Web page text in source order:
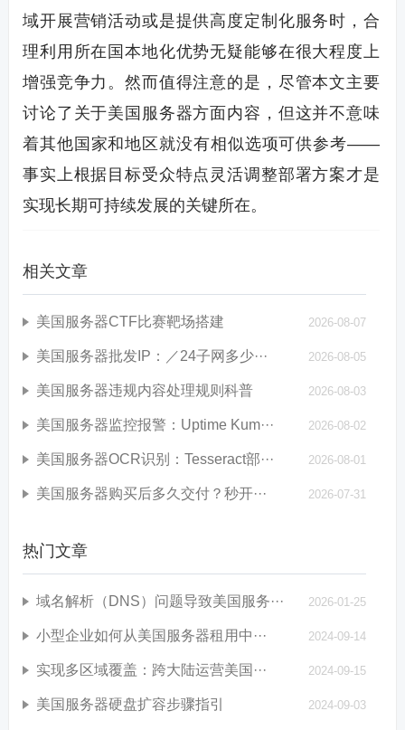
域开展营销活动或是提供高度定制化服务时，合
理利用所在国本地化优势无疑能够在很大程度上
增强竞争力。然而值得注意的是，尽管本文主要
讨论了关于美国服务器方面内容，但这并不意味
着其他国家和地区就没有相似选项可供参考——
事实上根据目标受众特点灵活调整部署方案才是
实现长期可持续发展的关键所在。
相关文章
美国服务器CTF比赛靶场搭建 2026-08-07
美国服务器批发IP：／24子网多少··· 2026-08-05
美国服务器违规内容处理规则科普 2026-08-03
美国服务器监控报警：Uptime Kum··· 2026-08-02
美国服务器OCR识别：Tesseract部··· 2026-08-01
美国服务器购买后多久交付？秒开··· 2026-07-31
热门文章
域名解析（DNS）问题导致美国服务··· 2026-01-25
小型企业如何从美国服务器租用中··· 2024-09-14
实现多区域覆盖：跨大陆运营美国··· 2024-09-15
美国服务器硬盘扩容步骤指引 2024-09-03